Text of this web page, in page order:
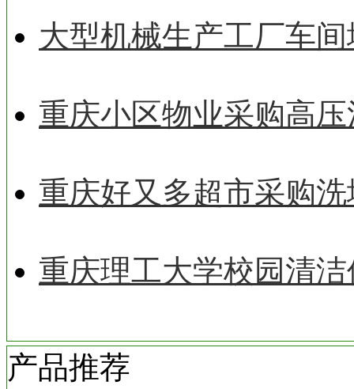
大型机械生产工厂车
重庆小区物业采购高
重庆好又多超市采购
重庆理工大学校园清
产品推荐